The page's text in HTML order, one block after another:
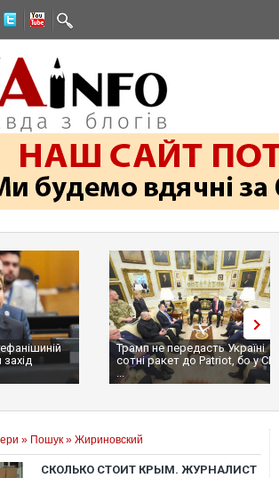
Трамп не передасть Україні
сотні ракет до Patriot, бо у
...
» Пошук » Жириновский
СКОЛЬКО СТОИТ КРЫМ. ЖУРНАЛИСТ